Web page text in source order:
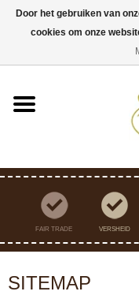
Heeft u vragen?
FAIR TRADE VERSHEID
SITEMAP
Door het gebruiken van
cookies om onze